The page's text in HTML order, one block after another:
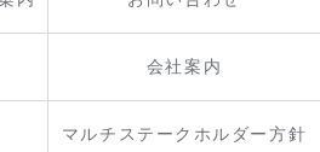
会社案内
マルチステークホルダー方針